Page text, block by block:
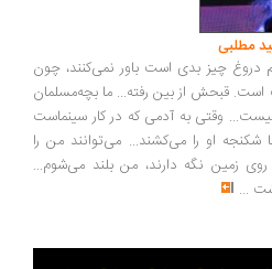
بدی است باور نمی‌کنند، چون
از بین رفته... ما بچه‌مسلمان
به آدمی که در کار سینماست
او را می‌کشند... می‌توانند من را
نگه دارند، من بلند می‌شوم...